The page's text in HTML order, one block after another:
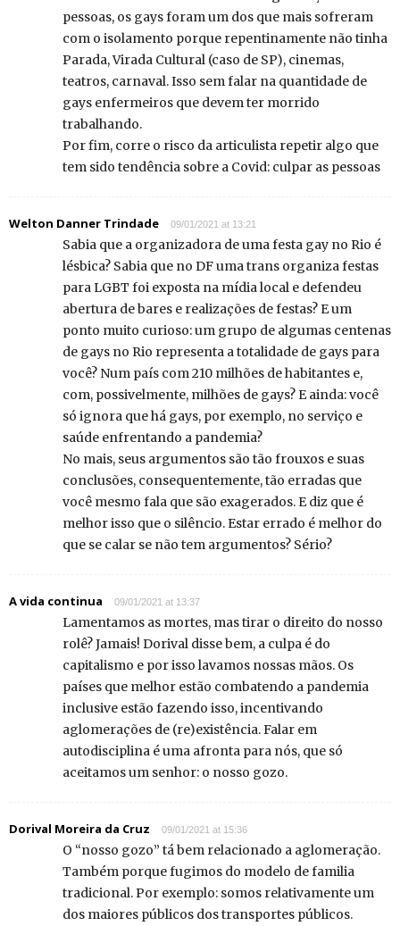
pessoas, os gays foram um dos que mais sofreram
com o isolamento porque repentinamente não tinha
Parada, Virada Cultural (caso de SP), cinemas,
teatros, carnaval. Isso sem falar na quantidade de
gays enfermeiros que devem ter morrido
trabalhando.
Por fim, corre o risco da articulista repetir algo que
tem sido tendência sobre a Covid: culpar as pessoas
Welton Danner Trindade 09/01/2021 at 13:21
Sabia que a organizadora de uma festa gay no Rio é
lésbica? Sabia que no DF uma trans organiza festas
para LGBT foi exposta na mídia local e defendeu
abertura de bares e realizações de festas? E um
ponto muito curioso: um grupo de algumas centenas
de gays no Rio representa a totalidade de gays para
você? Num país com 210 milhões de habitantes e,
com, possivelmente, milhões de gays? E ainda: você
só ignora que há gays, por exemplo, no serviço e
saúde enfrentando a pandemia?
No mais, seus argumentos são tão frouxos e suas
conclusões, consequentemente, tão erradas que
você mesmo fala que são exagerados. E diz que é
melhor isso que o silêncio. Estar errado é melhor do
que se calar se não tem argumentos? Sério?
A vida continua 09/01/2021 at 13:37
Lamentamos as mortes, mas tirar o direito do nosso
rolê? Jamais! Dorival disse bem, a culpa é do
capitalismo e por isso lavamos nossas mãos. Os
países que melhor estão combatendo a pandemia
inclusive estão fazendo isso, incentivando
aglomerações de (re)existência. Falar em
autodisciplina é uma afronta para nós, que só
aceitamos um senhor: o nosso gozo.
Dorival Moreira da Cruz 09/01/2021 at 15:36
O “nosso gozo” tá bem relacionado a aglomeração.
Também porque fugimos do modelo de familia
tradicional. Por exemplo: somos relativamente um
dos maiores públicos dos transportes públicos.